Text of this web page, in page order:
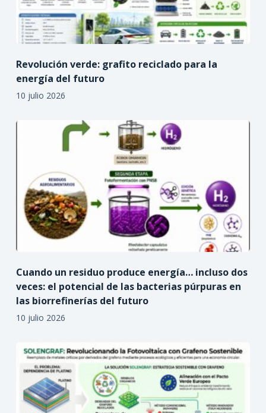
Revolución verde: grafito reciclado para la
energía del futuro
10 julio 2026
Cuando un residuo produce energía… incluso dos
veces: el potencial de las bacterias púrpuras en
las biorrefinerías del futuro
10 julio 2026